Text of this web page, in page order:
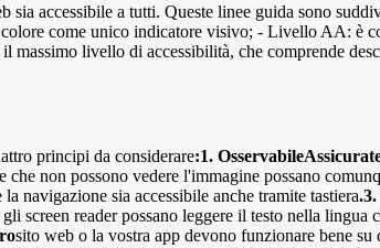
accessibile a tutti. Queste linee guida sono
come unico indicatore visivo; - Livello AA: è
livello di accessibilità, che comprende
principi da considerare:1.
non possono vedere l'immagine possano
navigazione sia accessibile anche tramite tastiera
reader possano leggere il testo nella
sito web o la vostra app devono funzionare bene